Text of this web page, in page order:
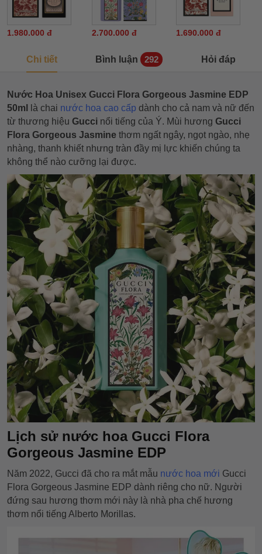
1.980.000 đ 2.700.000 đ 1.690.000 đ
Chi tiết Bình luận 292 Hỏi đáp
Nước Hoa Unisex Gucci Flora Gorgeous Jasmine EDP
50ml
là chai nước hoa cao cấp dành cho cả nam và nữ đến
từ thương hiệu Gucci nổi tiếng của Ý. Mùi hương Gucci
Flora Gorgeous Jasmine thơm ngất ngây, ngọt ngào, nhẹ
nhàng, thanh khiết nhưng tràn đầy mị lực khiến chúng ta
không thể nào cưỡng lại được.
Lịch sử nước hoa Gucci Flora
Gorgeous Jasmine EDP
Năm 2022, Gucci đã cho ra mắt mẫu nước hoa mới Gucci
Flora Gorgeous Jasmine EDP dành riêng cho nữ. Người
đứng sau hương thơm mới này là nhà pha chế hương
thơm nổi tiếng Alberto Morillas.